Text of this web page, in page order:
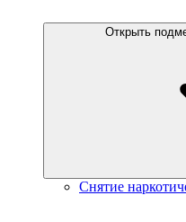
Открыть
Снятие